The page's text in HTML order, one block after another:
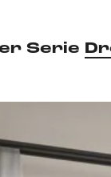
Serie